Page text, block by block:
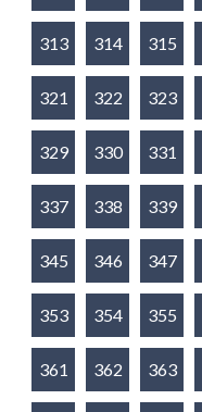
313 314 315
321 322 323
329 330 331
337 338 339
345 346 347
353 354 355
361 362 363